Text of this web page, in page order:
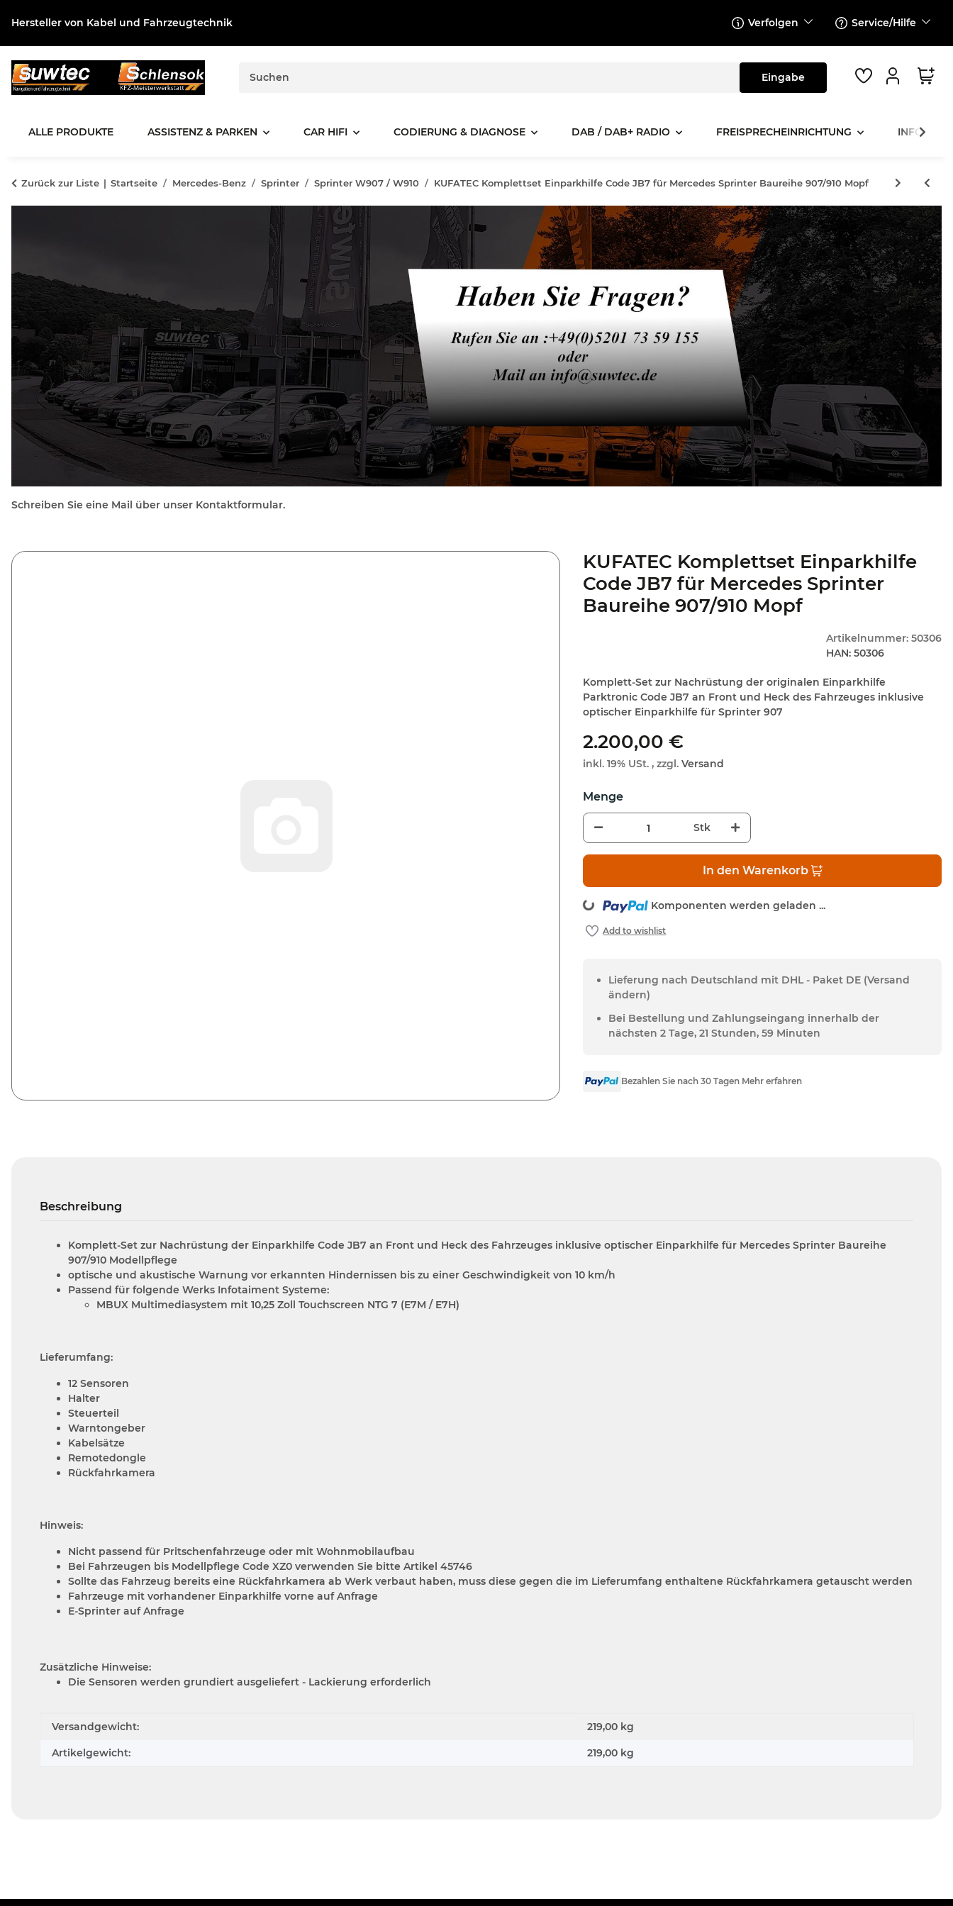
Hersteller von Kabel und Fahrzeugtechnik Verfolgen Service/Hilfe
ALLE PRODUKTE ASSISTENZ & PARKEN CAR HIFI CODIERUNG & DIAGNOSE DAB / DAB+ RADIO FREISPRECHEINRICHTUNG
Zurück zur Liste Startseite Mercedes-Benz Sprinter Sprinter W907 / W910 KUFATEC Komplettset Einparkhilfe Code JB7 für Mercedes Sprinter Baureihe 907/910 Mopf
Schreiben Sie eine Mail über unser Kontaktformular.
KUFATEC Komplettset Einparkhilfe
Code JB7 für Mercedes Sprinter
Baureihe 907/910 Mopf
Artikelnummer: 50306
HAN: 50306
Komplett-Set zur Nachrüstung der originalen Einparkhilfe
Parktronic Code JB7 an Front und Heck des Fahrzeuges inklusive
optischer Einparkhilfe für Sprinter 907
2.200,00 €
inkl. 19% USt. , zzgl.Versand
Stk
In den Warenkorb
Loading... Komponenten werden geladen ...
Lieferung nach Deutschland mit DHL - Paket DE (Versand
ändern)
Bei Bestellung und Zahlungseingang innerhalb der
nächsten 2 Tage, 21 Stunden, 59 Minuten
Bezahlen Sie nach 30 Tagen Mehr erfahren
Beschreibung
Komplett-Set zur Nachrüstung der Einparkhilfe Code JB7 an Front und Heck des Fahrzeuges inklusive optischer Einparkhilfe für Mercedes Sprinter Baureihe
907/910 Modellpflege
optische und akustische Warnung vor erkannten Hindernissen bis zu einer Geschwindigkeit von 10 km/h
Passend für folgende Werks Infotaiment Systeme:
MBUX Multimediasystem mit 10,25 Zoll Touchscreen NTG 7 (E7M / E7H)
Lieferumfang:
12 Sensoren
Halter
Steuerteil
Warntongeber
Kabelsätze
Remotedongle
Rückfahrkamera
Hinweis:
Nicht passend für Pritschenfahrzeuge oder mit Wohnmobilaufbau
Bei Fahrzeugen bis Modellpflege Code XZ0 verwenden Sie bitte Artikel 45746
Sollte das Fahrzeug bereits eine Rückfahrkamera ab Werk verbaut haben, muss diese gegen die im Lieferumfang enthaltene Rückfahrkamera getauscht werden
Fahrzeuge mit vorhandener Einparkhilfe vorne auf Anfrage
E-Sprinter auf Anfrage
Zusätzliche Hinweise:
Die Sensoren werden grundiert ausgeliefert - Lackierung erforderlich
Produkteigenschaft
Wert
Versandgewicht: 219,00 kg
Artikelgewicht: 219,00 kg